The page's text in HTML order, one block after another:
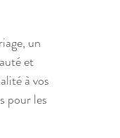
un
et
à vos
pour les